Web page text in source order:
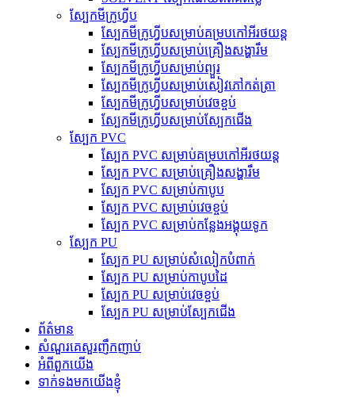
ស្បែកមីក្រូហ្វីប
ស្បែកមីក្រូហ្វីបសម្រាប់គម្របកៅអីរថយន្ត
ស្បែកមីក្រូហ្វីបសម្រាប់គ្រឿងសង្ហារឹម
ស្បែកមីក្រូហ្វីបសម្រាប់ព្យួរ
ស្បែកមីក្រូហ្វីបសម្រាប់សៀវភៅកត់ត្រា
ស្បែកមីក្រូហ្វីបសម្រាប់វេចខ្ចប់
ស្បែកមីក្រូហ្វីបសម្រាប់ស្បែកជើង
ស្បែក PVC
ស្បែក PVC សម្រាប់គម្របកៅអីរថយន្ត
ស្បែក PVC សម្រាប់គ្រឿងសង្ហារឹម
ស្បែក PVC សម្រាប់កាបូប
ស្បែក PVC សម្រាប់វេចខ្ចប់
ស្បែក PVC សម្រាប់កន្លែងអង្គុយទូក
ស្បែក PU
ស្បែក PU សម្រាប់សំលៀកបំពាក់
ស្បែក PU សម្រាប់កាបូបដៃ
ស្បែក PU សម្រាប់វេចខ្ចប់
ស្បែក PU សម្រាប់ស្បែកជើង
ព័ត៌មាន
សំណួរគេសួរញឹកញាប់
អំពីពួកយើង
ទាក់ទងមកយើងខ្ញុំ